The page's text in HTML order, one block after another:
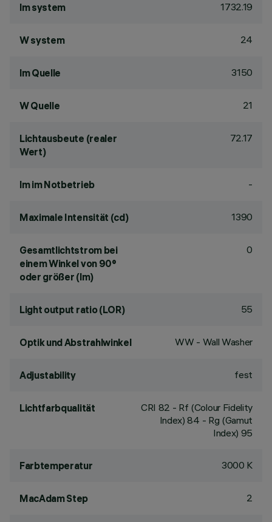
lm system 1732.19
W system 24
lm Quelle 3150
W Quelle 21
Lichtausbeute (realer
Wert)
72.17
lm im Notbetrieb -
Maximale Intensität (cd) 1390
Gesamtlichtstrom bei
einem Winkel von 90°
oder größer (lm)
0
Light output ratio (LOR) 55
Optik und Abstrahlwinkel WW - Wall Washer
Adjustability fest
Lichtfarbqualität CRI 82 - Rf (Colour Fidelity
Index) 84 - Rg (Gamut
Index) 95
Farbtemperatur 3000 K
MacAdam Step 2